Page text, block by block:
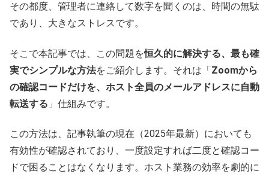
その都度、管理者に連絡して数字を聞くのは、時間の無駄
であり、大きなストレスです。
そこで本記事では、この問題を恒久的に解決する、最も確
実でシンプルな方法をご紹介します。それは「Zoomから
の確認コードだけを、ホスト全員のメールアドレスに自動
転送する 」仕組みです。
この方法は、記事執筆の現在（2025年最新）においても
有効性が確認されており、一度設定すれば二度と確認コー
ドで困ることはなくなります。ホスト業務の効率を劇的に